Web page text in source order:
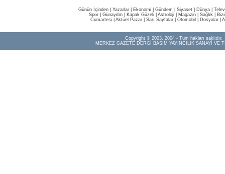
Günün İçinden Yazarlar Ekonomi Gündem Siyaset Dünya |
Spor
Günaydın Kapak Güzeli Astroloji Magazin Sağlık
Cumartesi| Aktüel Pazar| Sarı Sayfalar| Otomobil Dosyalar|
Copyright © 2003, 2004 - Tüm hakları saklıdır.
MERKEZ GAZETE DERGİ BASIM YAYINCILIK SANAYİ VE